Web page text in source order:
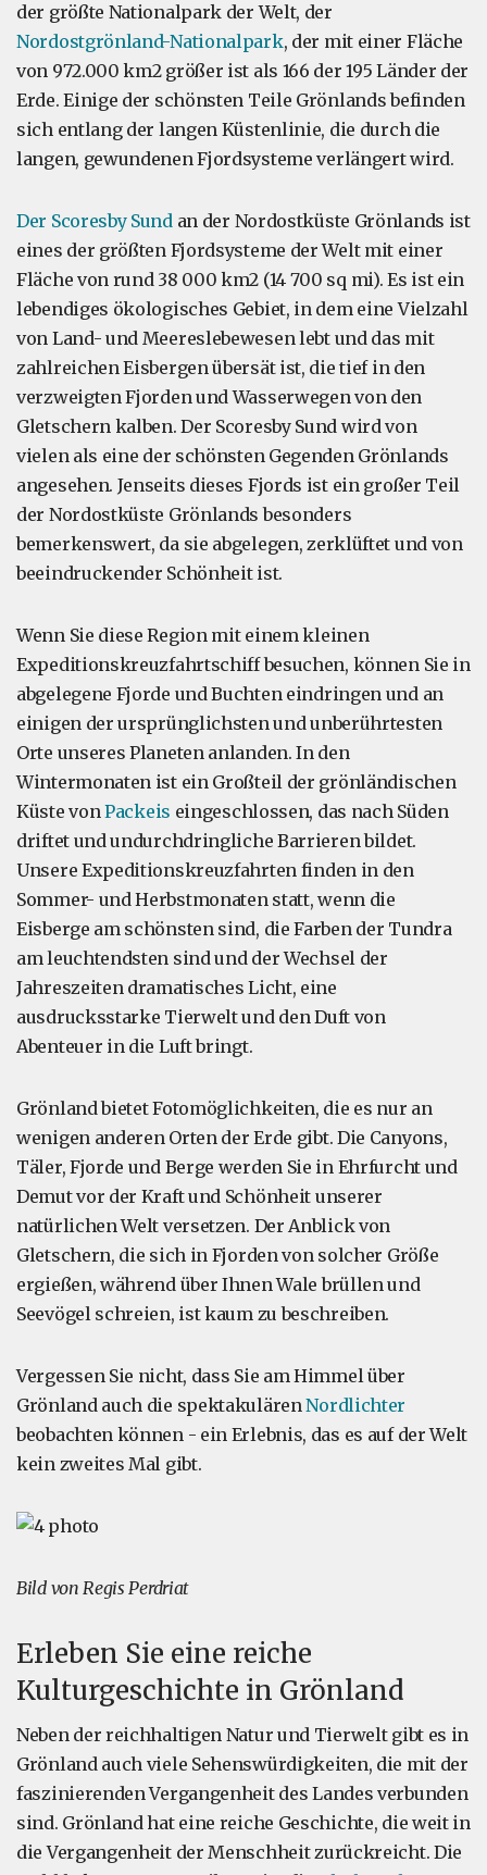
der größte Nationalpark der Welt, der
Nordostgrönland-Nationalpark, der mit einer Fläche
von 972.000 km2 größer ist als 166 der 195 Länder der
Erde. Einige der schönsten Teile Grönlands befinden
sich entlang der langen Küstenlinie, die durch die
langen, gewundenen Fjordsysteme verlängert wird.
Der Scoresby Sundan der Nordostküste Grönlands ist
eines der größten Fjordsysteme der Welt mit einer
Fläche von rund 38 000 km2 (14 700 sq mi). Es ist ein
lebendiges ökologisches Gebiet, in dem eine Vielzahl
von Land- und Meereslebewesen lebt und das mit
zahlreichen Eisbergen übersät ist, die tief in den
verzweigten Fjorden und Wasserwegen von den
Gletschern kalben. Der Scoresby Sund wird von
vielen als eine der schönsten Gegenden Grönlands
angesehen. Jenseits dieses Fjords ist ein großer Teil
der Nordostküste Grönlands besonders
bemerkenswert, da sie abgelegen, zerklüftet und von
beeindruckender Schönheit ist.
Wenn Sie diese Region mit einem kleinen
Expeditionskreuzfahrtschiff besuchen, können Sie in
abgelegene Fjorde und Buchten eindringen und an
einigen der ursprünglichsten und unberührtesten
Orte unseres Planeten anlanden. In den
Wintermonaten ist ein Großteil der grönländischen
Küste vonPackeis eingeschlossen, das nach Süden
driftet und undurchdringliche Barrieren bildet.
Unsere Expeditionskreuzfahrten finden in den
Sommer- und Herbstmonaten statt, wenn die
Eisberge am schönsten sind, die Farben der Tundra
am leuchtendsten sind und der Wechsel der
Jahreszeiten dramatisches Licht, eine
ausdrucksstarke Tierwelt und den Duft von
Abenteuer in die Luft bringt.
Grönland bietet Fotomöglichkeiten, die es nur an
wenigen anderen Orten der Erde gibt. Die Canyons,
Täler, Fjorde und Berge werden Sie in Ehrfurcht und
Demut vor der Kraft und Schönheit unserer
natürlichen Welt versetzen. Der Anblick von
Gletschern, die sich in Fjorden von solcher Größe
ergießen, während über Ihnen Wale brüllen und
Seevögel schreien, ist kaum zu beschreiben.
Vergessen Sie nicht, dass Sie am Himmel über
Grönland auch die spektakulärenNordlichter
beobachten können - ein Erlebnis, das es auf der Welt
kein zweites Mal gibt.
Bild von Regis Perdriat
Erleben Sie eine reiche
Kulturgeschichte in Grönland
Neben der reichhaltigen Natur und Tierwelt gibt es in
Grönland auch viele Sehenswürdigkeiten, die mit der
faszinierenden Vergangenheit des Landes verbunden
sind. Grönland hat eine reiche Geschichte, die weit in
die Vergangenheit der Menschheit zurückreicht. Die